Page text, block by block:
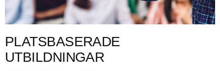
PLATSBASERADE
UTBILDNINGAR